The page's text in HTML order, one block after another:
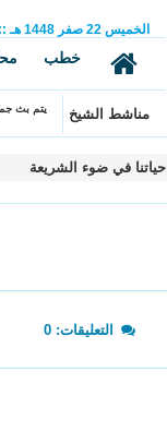
الخميس 22 صفر 1448 هـ ::
خطب
مناشط الشيخ يتم بث
حياتنا في ضوء الشريعة
التعليقات: 0